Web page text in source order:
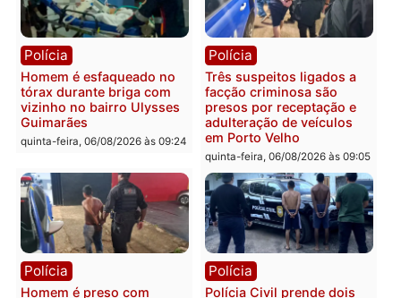
quinta-feira, 06/08/2026 às
Polícia
recuperam moto furtada e
prendem trio na zona
Leste
quinta-feira, 06/08/2026 às 09:28
Polícia
Jovem é encontrado
na Rua dos Cravos e
é investigado pela
em RO
quinta-feira, 06/08/2026 às